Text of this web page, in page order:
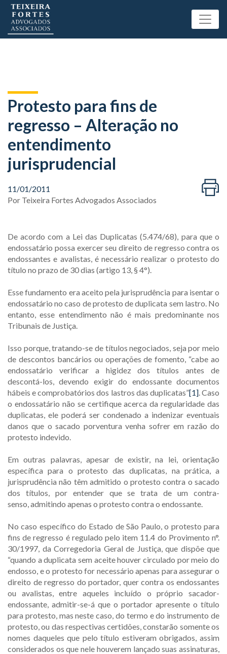
Protesto para fins de
regresso – Alteração no
entendimento
jurisprudencial
11/01/2011
Por Teixeira Fortes Advogados Associados
De acordo com a Lei das Duplicatas (5.474/68), para que o
endossatário possa exercer seu direito de regresso contra os
endossantes e avalistas, é necessário realizar o protesto do
título no prazo de 30 dias (artigo 13, § 4°).
Esse fundamento era aceito pela jurisprudência para isentar o
endossatário no caso de protesto de duplicata sem lastro. No
entanto, esse entendimento não é mais predominante nos
Tribunais de Justiça.
Isso porque, tratando-se de títulos negociados, seja por meio
de descontos bancários ou operações de fomento, “cabe ao
endossatário verificar a higidez dos títulos antes de
descontá-los, devendo exigir do endossante documentos
hábeis e comprobatórios dos lastros das duplicatas”[1]. Caso
o endossatário não se certifique acerca da regularidade das
duplicatas, ele poderá ser condenado a indenizar eventuais
danos que o sacado porventura venha sofrer em razão do
protesto indevido.
Em outras palavras, apesar de existir, na lei, orientação
específica para o protesto das duplicatas, na prática, a
jurisprudência não têm admitido o protesto contra o sacado
dos títulos, por entender que se trata de um contra-
senso, admitindo apenas o protesto contra o endossante.
No caso específico do Estado de São Paulo, o protesto para
fins de regresso é regulado pelo item 11.4 do Provimento n°.
30/1997, da Corregedoria Geral de Justiça, que dispõe que
“quando a duplicata sem aceite houver circulado por meio do
endosso, e o protesto for necessário apenas para assegurar o
direito de regresso do portador, quer contra os endossantes
ou avalistas, entre aqueles incluído o próprio sacador-
endossante, admitir-se-á que o portador apresente o título
para protesto, mas neste caso, do termo e do instrumento de
protesto, ou das respectivas certidões, constarão somente os
nomes daqueles que pelo título estiveram obrigados, assim
considerados os que nele houverem lançado suas assinaturas,